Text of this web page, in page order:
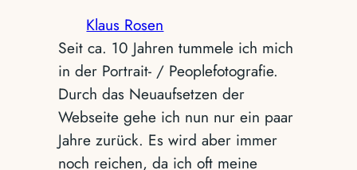
Klaus Rosen
Seit ca. 10 Jahren tummele ich mich
in der Portrait- / Peoplefotografie.
Durch das Neuaufsetzen der
Webseite gehe ich nun nur ein paar
Jahre zurück. Es wird aber immer
noch reichen, da ich oft meine